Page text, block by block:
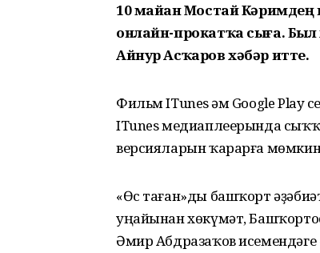
10 майҙан Мостай
онлайн-прокатҡа сыға.
Айнур Асҡаров хәбәр итте.
Фильм ITunes һәм Google Play
ITunes медиаплеерында
версияларын ҡарарға
«Өс таған»ды башҡорт
уңайынан хөкүмәт,
Әмир Абдразаҡов